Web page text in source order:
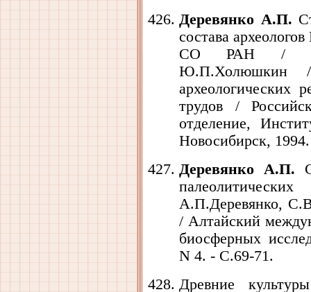
Деревянко А.П.
состава
СО РАН /
Ю.П.Холюшкин
археологических
трудов /
отделение,
Новосибирск,
Деревянко А.П.
А.П.Деревянко,
/ Алтайский
биосферных
N 4. - С.69-71.
Древние